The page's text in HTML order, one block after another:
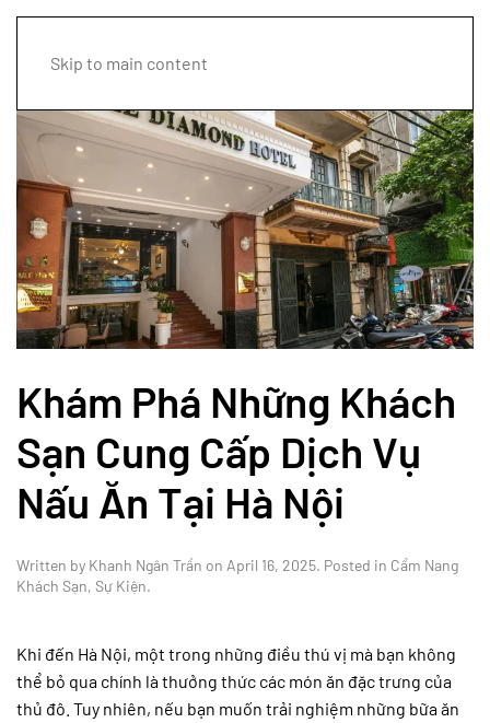
Skip to main content
Khám Phá Những Khách
Sạn Cung Cấp Dịch Vụ
Nấu Ăn Tại Hà Nội
Written by Khanh Ngân Trần on April 16, 2025. Posted in Cẩm Nang
Khách Sạn, Sự Kiện.
Khi đến Hà Nội, một trong những điều thú vị mà bạn không
thể bỏ qua chính là thưởng thức các món ăn đặc trưng của
thủ đô. Tuy nhiên, nếu bạn muốn trải nghiệm những bữa ăn